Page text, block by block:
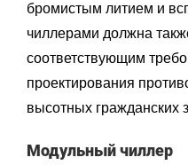
бромистым литием и
чиллерами должна
соответствующим
проектирования
высотных гражданских
Модульный чиллер